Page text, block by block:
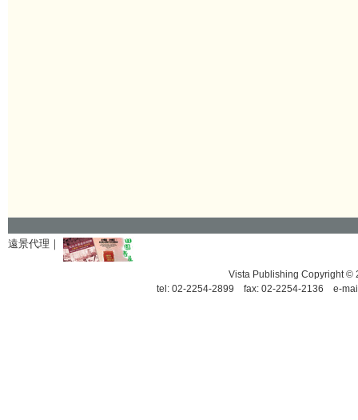
遠景代理｜
Vista Publishing Copyright ©
tel: 02-2254-2899 fax: 02-2254-2136 e-